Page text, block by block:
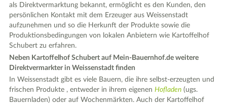
als Direktvermarktung bekannt, ermöglicht es den Kunden, den
persönlichen Kontakt mit dem Erzeuger aus Weissenstadt
aufzunehmen und so die Herkunft der Produkte sowie die
Produktionsbedingungen von lokalen Anbietern wie Kartoffelhof
Schubert zu erfahren.
Neben Kartoffelhof Schubert auf Mein-Bauernhof.de weitere
Direktvermarkter in Weissenstadt finden
In Weissenstadt gibt es viele Bauern, die ihre selbst-erzeugten und
frischen Produkte , entweder in ihrem eigenenHofladen (ugs.
Bauernladen) oder auf Wochenmärkten. Auch der Kartoffelhof